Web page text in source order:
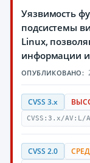
Уязвимость
подсистемы
Linux,
информации
ОПУБЛИКОВАНО:
CVSS 3.x
CVSS:3.x/
CVSS 2.0